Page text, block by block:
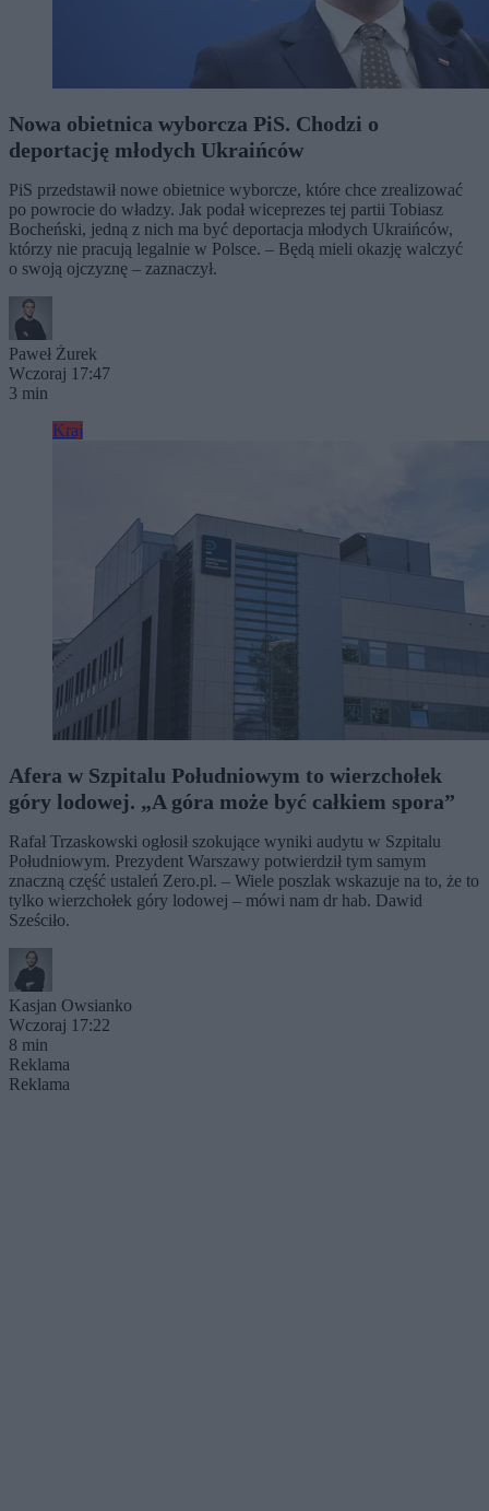
Nowa obietnica wyborcza PiS. Chodzi o
deportację młodych Ukraińców
PiS przedstawił nowe obietnice wyborcze, które chce zrealizować
po powrocie do władzy. Jak podał wiceprezes tej partii Tobiasz
Bocheński, jedną z nich ma być deportacja młodych Ukraińców,
którzy nie pracują legalnie w Polsce. – Będą mieli okazję walczyć
o swoją ojczyznę – zaznaczył.
Paweł Żurek
Wczoraj 17:47
3 min
Kraj
Afera w Szpitalu Południowym to wierzchołek
góry lodowej. „A góra może być całkiem spora”
Rafał Trzaskowski ogłosił szokujące wyniki audytu w Szpitalu
Południowym. Prezydent Warszawy potwierdził tym samym
znaczną część ustaleń Zero.pl. – Wiele poszlak wskazuje na to, że to
tylko wierzchołek góry lodowej – mówi nam dr hab. Dawid
Sześciło.
Kasjan Owsianko
Wczoraj 17:22
8 min
Reklama
Reklama